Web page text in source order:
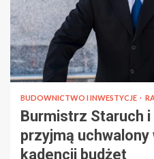
BUDOWNICTWO I INWESTYCJE
Burmistrz Staruch
przyjmą
kadencji budżet